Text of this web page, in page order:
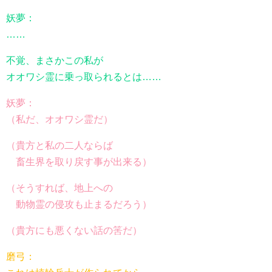
妖夢：
……
不覚、まさかこの私が
オオワシ霊に乗っ取られるとは……
妖夢：
（私だ、オオワシ霊だ）
（貴方と私の二人ならば
畜生界を取り戻す事が出来る）
（そうすれば、地上への
動物霊の侵攻も止まるだろう）
（貴方にも悪くない話の筈だ）
磨弓：